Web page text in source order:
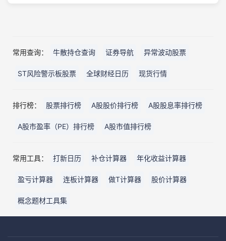
常用查询： 牛散持仓查询 证券导航 异常波动股票
ST风险警示板股票 全球财经日历 现货行情
排行榜： 股票排行榜 A股股价排行榜 A股股息率排行榜
A股市盈率（PE）排行榜 A股市值排行榜
常用工具： 打新日历 补仓计算器 年化收益计算器
盈亏计算器 连板计算器 做T计算器 股价计算器
概念题材工具集